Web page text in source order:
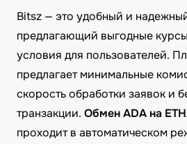
Bitsz — это удобный и
предлагающий выгодные
условия для пользователей.
предлагает минимальные
скорость обработки заявок и
транзакции. Обмен ADA на
проходит в автоматическом